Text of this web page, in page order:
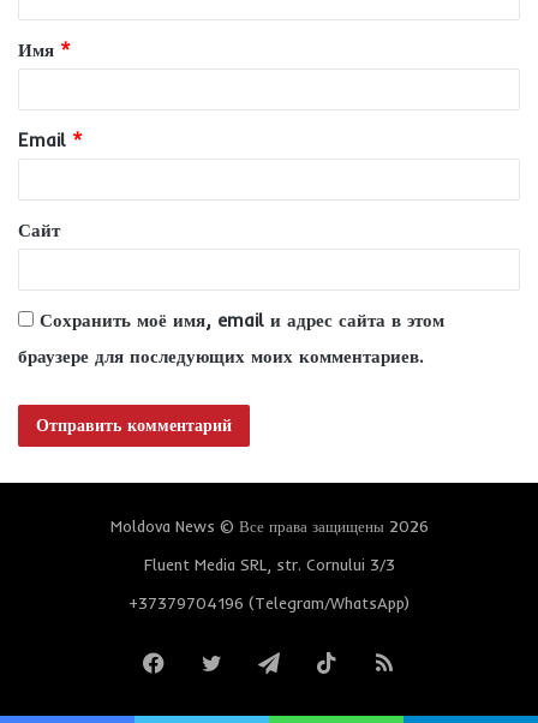
т
а
и
й
*
Имя *
Email *
Сайт
Сохранить моё имя, email и адрес сайта в этом
браузере для последующих моих комментариев.
Moldova News © Все права защищены 2026
Fluent Media SRL, str. Cornului 3/3
+37379704196 (Telegram/WhatsApp)
FacebookTwitterTelegramTikTokRSS